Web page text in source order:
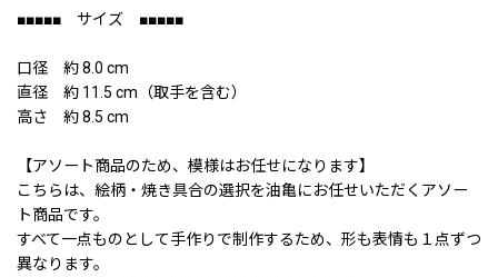
■■■■■ サイズ ■■■■■
口径 約 8.0 cm
直径 約 11.5 cm（取手を含む）
高さ 約 8.5 cm
【アソート商品のため、模様はお任せになります】
こちらは、絵柄・焼き具合の選択を油亀にお任せいただくアソー
ト商品です。
すべて一点ものとして手作りで制作するため、形も表情も１点ずつ
異なります。